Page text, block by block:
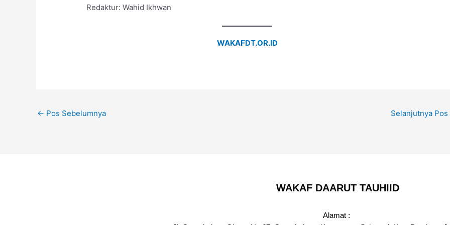
Redaktur: Wahid Ikhwan
WAKAFDT.OR.ID
← Pos Sebelumnya Selanjutnya Pos
WAKAF DAARUT TAUHIID
Alamat :